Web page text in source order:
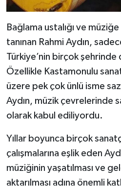
Bağlama ustalığı ve müziğe
tanınan Rahmi Aydın,
Türkiye’nin birçok
Özellikle Kastamonulu
üzere pek çok ünlü isme saz
Aydın, müzik çevrelerinde
olarak kabul ediliyordu.
Yıllar boyunca birçok
çalışmalarına eşlik eden
müziğinin yaşatılması ve
aktarılması adına önemli